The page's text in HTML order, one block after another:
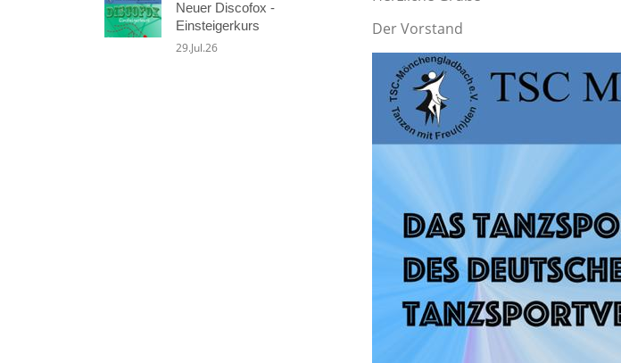
Neuer Discofox -
Einsteigerkurs
29.Jul.26
Der Vorstand